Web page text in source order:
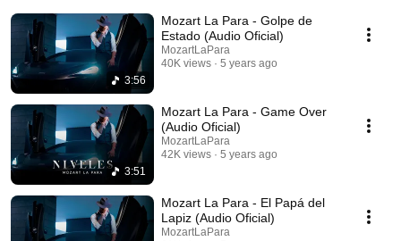
3:56
Mozart La Para - Golpe de
Estado (Audio Oficial)
MozartLaPara
40K views
5 years ago
3:51
Mozart La Para - Game Over
(Audio Oficial)
MozartLaPara
42K views
5 years ago
Mozart La Para - El Papá del
Lapiz (Audio Oficial)
MozartLaPara